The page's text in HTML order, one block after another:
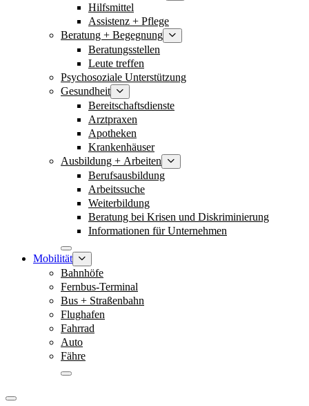
Hilfsmittel
Assistenz + Pflege
Beratung + Begegnung
Beratungsstellen
Leute treffen
Psychosoziale Unterstützung
Gesundheit
Bereitschaftsdienste
Arztpraxen
Apotheken
Krankenhäuser
Ausbildung + Arbeiten
Berufsausbildung
Arbeitssuche
Weiterbildung
Beratung bei Krisen und Diskriminierung
Informationen für Unternehmen
Mobilität
Bahnhöfe
Fernbus-Terminal
Bus + Straßenbahn
Flughafen
Fahrrad
Auto
Fähre